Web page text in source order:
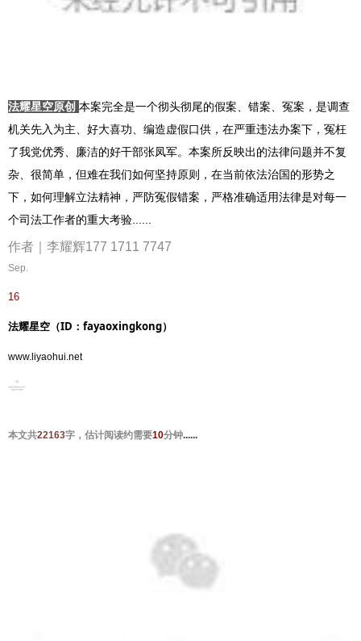
法耀星空原创 本案完全是一个彻头彻尾的假案、错案、冤案，是调查
机关先入为主、好大喜功、编造虚假口供，在严重违法办案下，冤枉
了我党优秀、廉洁的好干部张凤军。本案所反映出的法律问题并不复
杂、很简单，但难在我们如何坚持原则，在当前依法治国的形势之
下，如何理解立法精神，严防冤假错案，严格准确适用法律是对每一
个司法工作者的重大考验......
作者｜李耀辉177 1711 7747
Sep.
16
法耀星空（ID：fayaoxingkong）
www.liyaohui.net
本文共22163字，估计阅读约需要10分钟......